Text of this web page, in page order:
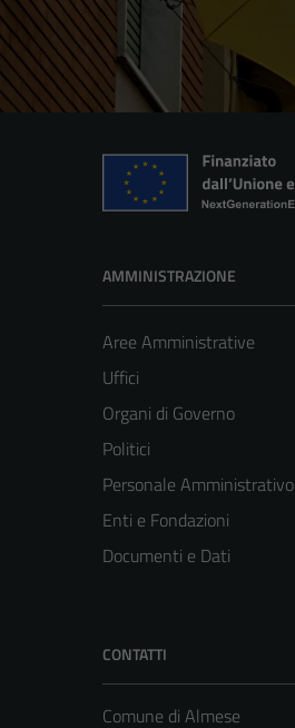
AMMINISTRAZIONE
Aree Amministrative
Uffici
Organi di Governo
Politici
Personale Amministrativo
Enti e Fondazioni
Documenti e Dati
CONTATTI
Comune di Almese